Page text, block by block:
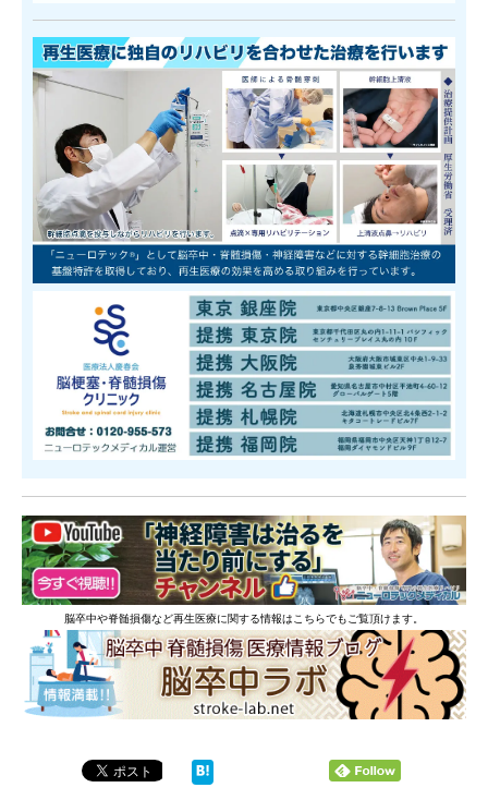
脳卒中や脊髄損傷など再生医療に関する情報はこちらでもご覧頂けます。